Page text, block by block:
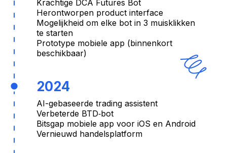
Krachtige DCA Futures Bot
Herontworpen product interface
Mogelijkheid om elke bot in 3 muisklikken
te starten
Prototype mobiele app (binnenkort
beschikbaar)
2024
AI-gebaseerde trading assistent
Verbeterde BTD‑bot
Bitsgap mobiele app voor iOS en Android
Vernieuwd handelsplatform